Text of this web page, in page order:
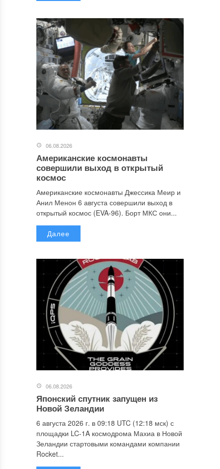
06.08.2026
Американские космонавты
совершили выход в открытый
космос
Американские космонавты Джессика Меир и
Анил Менон 6 августа совершили выход в
открытый космос (EVA-96). Борт МКС они...
Далее
06.08.2026
Японский спутник запущен из
Новой Зеландии
6 августа 2026 г. в 09:18 UTC (12:18 мск) с
площадки LC-1A космодрома Махиа в Новой
Зеландии стартовыми командами компании
Rocket...